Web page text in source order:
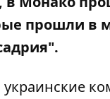
прошли в